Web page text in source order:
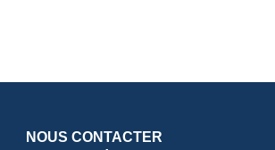
NOUS CONTACTER